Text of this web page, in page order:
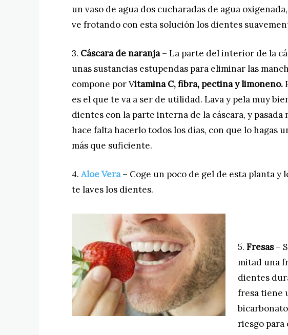
un vaso de agua dos cucharadas de agua
ve frotando con esta solución los dientes
3. Cáscara de naranja– La parte del interior de la
unas sustancias estupendas para eliminar las
compone por Vitamina C, fibra, pectina y limoneno.
es el que te va a ser de utilidad. Lava y pela muy
dientes con la parte interna de la cáscara, y
hace falta hacerlo todos los días, con que lo hagas
más que suficiente.
4. Aloe Vera– Coge un poco de gel de esta planta y
te laves los dientes.
5. Fresas–
mitad una
dientes
fresa tiene
riesgo para